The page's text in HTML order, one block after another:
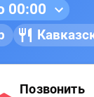
00:00
Позвонить